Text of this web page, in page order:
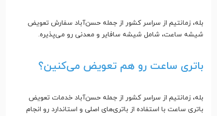
بله، زمانتیم از سراسر کشور از جمله حسن‌آباد سفارش تعویض
شیشه ساعت، شامل شیشه سافایر و معدنی رو می‌پذیره.
باتری ساعت رو هم تعویض می‌کنین؟
بله، زمانتیم از سراسر کشور از جمله حسن‌آباد خدمات تعویض
باتری ساعت با استفاده از باتری‌های اصلی و استاندارد رو انجام